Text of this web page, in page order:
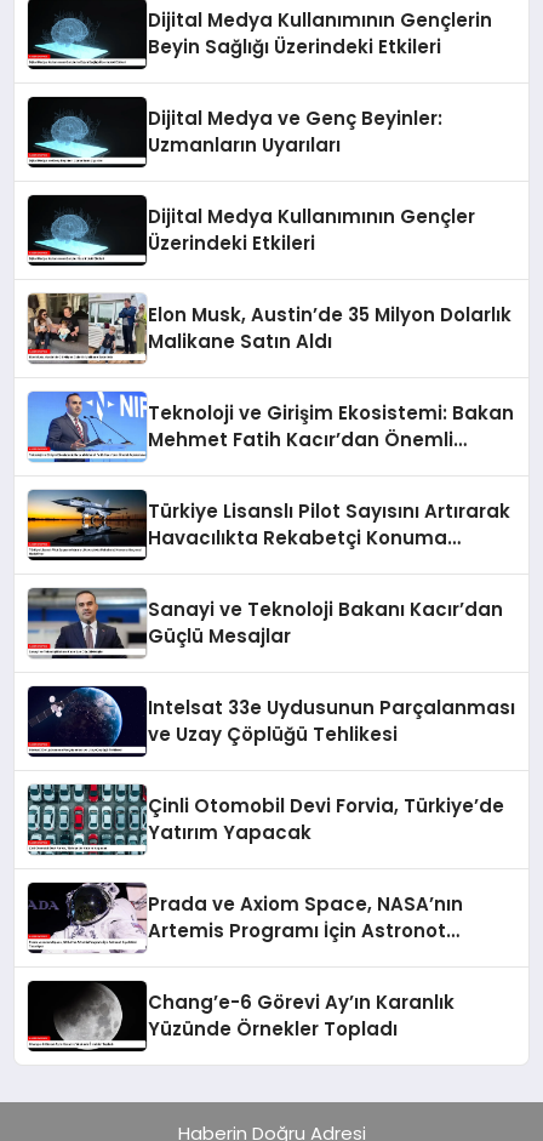
Dijital Medya Kullanımının Gençlerin
Beyin Sağlığı Üzerindeki Etkileri
Dijital Medya ve Genç Beyinler:
Uzmanların Uyarıları
Dijital Medya Kullanımının Gençler
Üzerindeki Etkileri
Elon Musk, Austin’de 35 Milyon Dolarlık
Malikane Satın Aldı
Teknoloji ve Girişim Ekosistemi: Bakan
Mehmet Fatih Kacır’dan Önemli
Türkiye Lisanslı Pilot Sayısını Artırarak
Havacılıkta Rekabetçi Konuma
Sanayi ve Teknoloji Bakanı Kacır’dan
Güçlü Mesajlar
Intelsat 33e Uydusunun Parçalanması
ve Uzay Çöplüğü Tehlikesi
Çinli Otomobil Devi Forvia, Türkiye’de
Yatırım Yapacak
Prada ve Axiom Space, NASA’nın
Artemis Programı İçin Astronot
Chang’e-6 Görevi Ay’ın Karanlık
Yüzünde Örnekler Topladı
Haberin Doğru Adresi